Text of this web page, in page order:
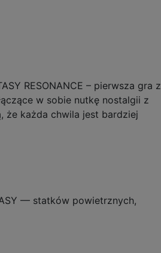
RESONANCE – pierwsza gra z
w sobie nutkę nostalgii z
że każda chwila jest bardziej
— statków powietrznych,